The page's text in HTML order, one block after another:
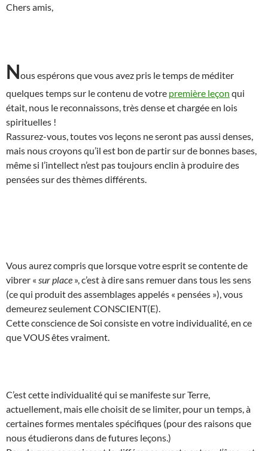
Chers amis,
Nous espérons que vous avez pris le temps de méditer
quelques temps sur le contenu de votre première leçon qui
était, nous le reconnaissons, très dense et chargée en lois
spirituelles !
Rassurez-vous, toutes vos leçons ne seront pas aussi denses,
mais nous croyons qu’il est bon de partir sur de bonnes bases,
même si l’intellect n’est pas toujours enclin à produire des
pensées sur des thèmes différents.
Vous aurez compris que lorsque votre esprit se contente de
vibrer « sur place », c’est à dire sans remuer dans tous les sens
(ce qui produit des assemblages appelés « pensées »), vous
demeurez seulement CONSCIENT(E).
Cette conscience de Soi consiste en votre individualité, en ce
que VOUS êtes vraiment.
C’est cette individualité qui se manifeste sur Terre,
actuellement, mais elle choisit de se limiter, pour un temps, à
certaines formes mentales spécifiques (pour des raisons que
nous étudierons dans de futures leçons.)